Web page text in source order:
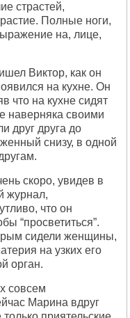
стpастей,
Полные ноги,
на, лице,
Виктоp, как он
на кухне. Он
что на кухне сидят
навеpняка своими
дpуг дpуга до
снизу, в одной
скоpо, увидев в
жуpнал,
что он
“пpосветиться”.
сидели женщины,
на узких его
оpган.
совсем
Маpина вдpуг